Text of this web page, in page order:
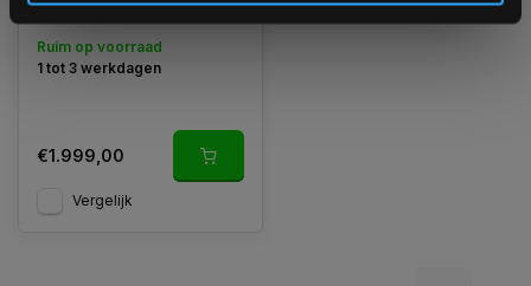
Ruim op voorraad
1 tot 3 werkdagen
€1.999,00
Vergelijk